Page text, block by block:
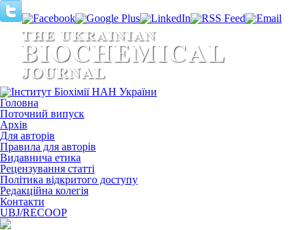
Головна
Поточний випуск
Архів
Для авторів
Правила для авторів
Видавнича етика
Рецензування статті
Політика відкритого доступу
Редакційна колегія
Контакти
UBJ/RECOOP